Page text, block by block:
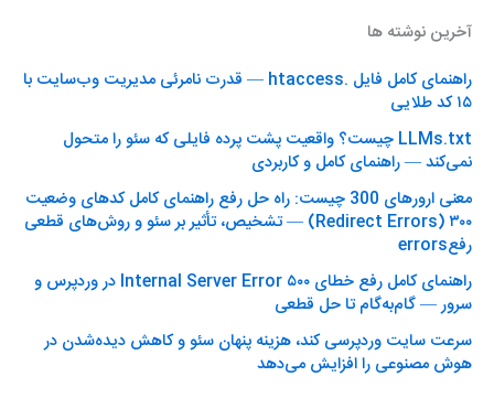
آخرین نوشته ها
راهنمای کامل فایل .htaccess — قدرت نامرئی مدیریت وب‌سایت با
۱۵ کد طلایی
LLMs.txt چیست؟ واقعیت پشت پرده فایلی که سئو را متحول
نمی‌کند — راهنمای کامل و کاربردی
معنی ارورهای 300 چیست: راه حل رفع راهنمای کامل کدهای وضعیت
۳۰۰ (Redirect Errors) — تشخیص، تأثیر بر سئو و روش‌های قطعی
رفعerrors
راهنمای کامل رفع خطای ۵۰۰ Internal Server Error در وردپرس و
سرور — گام‌به‌گام تا حل قطعی
سرعت سایت وردپرسی کند، هزینه پنهان سئو و کاهش دیده‌شدن در
هوش مصنوعی را افزایش می‌دهد